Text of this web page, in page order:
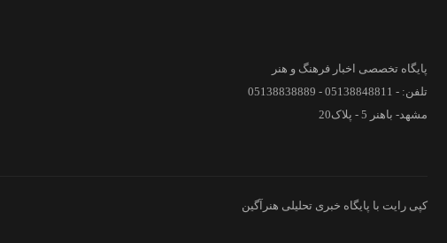
پایگاه تخصصی اخبار فرهنگ و هنر
تلفن: - 05138848811 - 05138838889
مشهد- باهنر 5 - پلاک20
کپی رایت با پایگاه خبری تحلیلی هنرآگین